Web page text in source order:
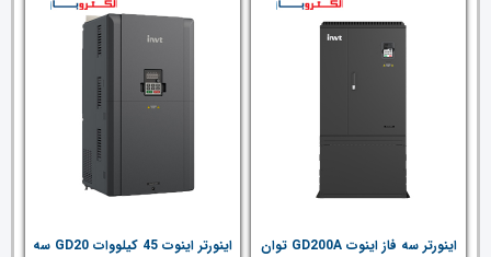
اینورتر سه فاز اینوت GD200A توان
اینورتر اینوت 45 کیلووات GD20 سه